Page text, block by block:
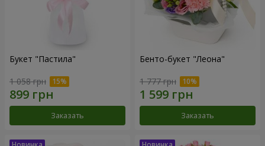
Букет "Пастила"
1 058 грн
Заказать
Бенто-букет "Леона"
1 777 грн
Заказать